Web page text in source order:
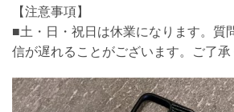
【注意事項】
■土・日・祝日は休業になります。質
信が遅れることがございます。ご了承